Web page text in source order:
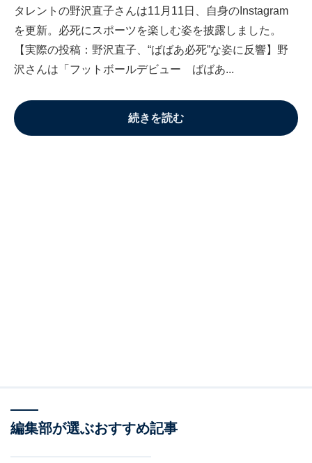
タレントの野沢直子さんは11月11日、自身のInstagram
を更新。必死にスポーツを楽しむ姿を披露しました。
【実際の投稿：野沢直子、“ばばあ必死”な姿に反響】野
沢さんは「フットボールデビュー ばばあ...
続きを読む
編集部が選ぶおすすめ記事